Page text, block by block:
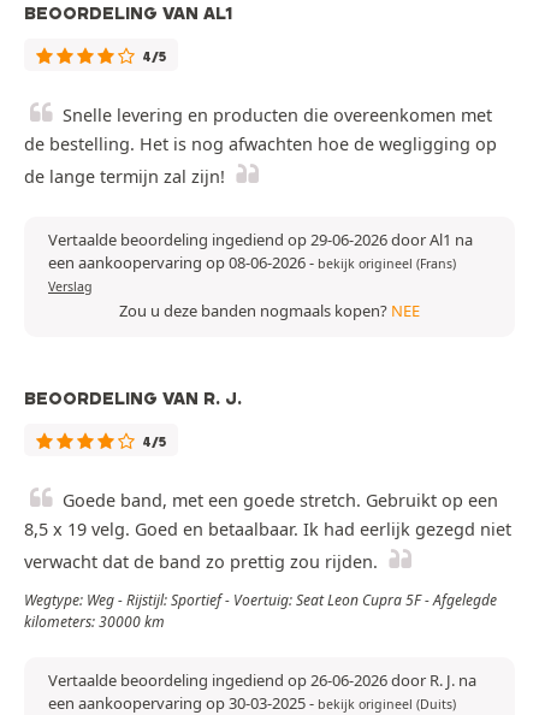
BEOORDELING VAN AL1
4/5
Snelle levering en producten die overeenkomen met
de bestelling. Het is nog afwachten hoe de wegligging op
de lange termijn zal zijn!
Vertaalde beoordeling ingediend op 29-06-2026 door Al1 na
een aankoopervaring op 08-06-2026- bekijk origineel (Frans)
Verslag
Zou u deze banden nogmaals kopen? NEE
BEOORDELING VAN R. J.
4/5
Goede band, met een goede stretch. Gebruikt op een
8,5 x 19 velg. Goed en betaalbaar. Ik had eerlijk gezegd niet
verwacht dat de band zo prettig zou rijden.
Wegtype: Weg - Rijstijl: Sportief - Voertuig: Seat Leon Cupra 5F - Afgelegde
kilometers: 30000 km
Vertaalde beoordeling ingediend op 26-06-2026 door R. J. na
een aankoopervaring op 30-03-2025- bekijk origineel (Duits)